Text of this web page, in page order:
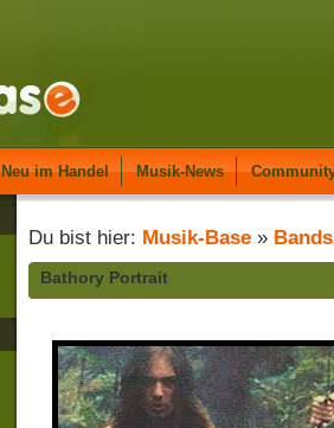
Neu im Handel Musik-News
Du bist hier: Musik-Base » Bands
Bathory Portrait